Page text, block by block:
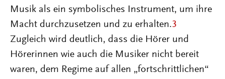
Musik als ein symbolisches Instrument, um ihre
Macht durchzusetzen und zu erhalten.3
Zugleich wird deutlich, dass die Hörer und
Hörerinnen wie auch die Musiker nicht bereit
waren, dem Regime auf allen „fortschrittlichen“